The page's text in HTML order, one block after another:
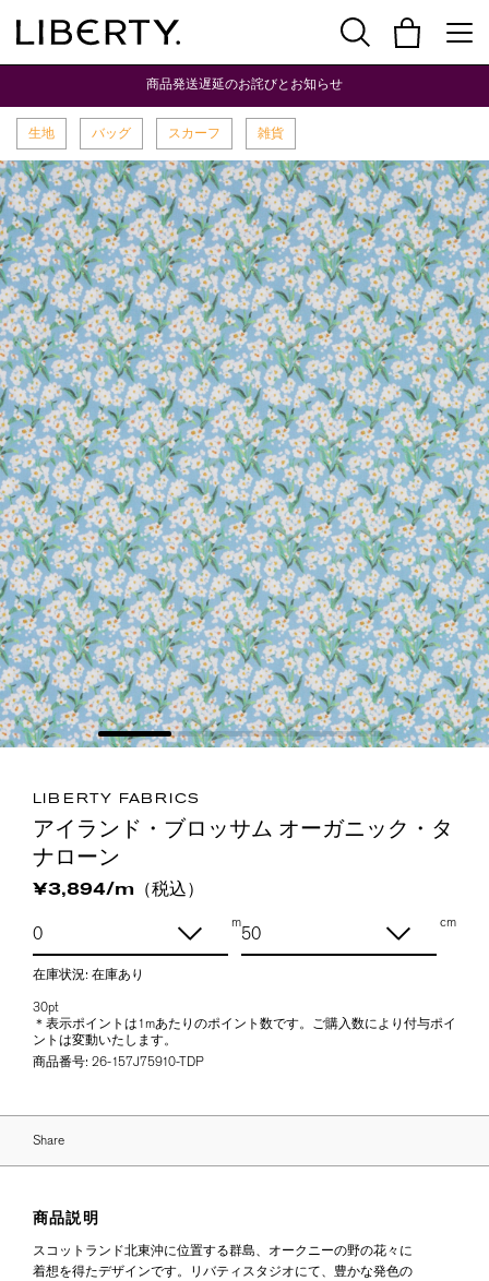
商品発送遅延のお詫びとお知らせ
生地 バッグ スカーフ 雑貨
LIBERTY FABRICS
アイランド・ブロッサム オーガニック・タ
ナローン
¥3,894/m（税込）
m cm
在庫状況: 在庫あり
30pt
＊表示ポイントは1mあたりのポイント数です。ご購入数により付与ポイ
ントは変動いたします。
商品番号: 26-157J75910-TDP
Share
商品説明
スコットランド北東沖に位置する群島、オークニーの野の花々に
着想を得たデザインです。リバティスタジオにて、豊かな発色の